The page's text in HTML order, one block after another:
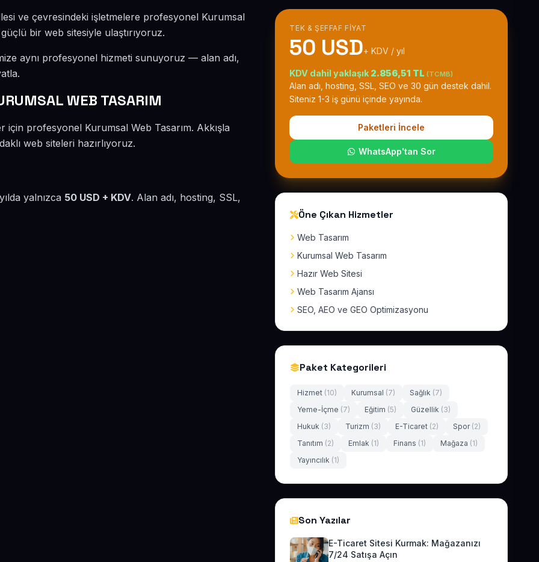
ve çevresindeki işletmelere profesyonel Kurumsal
bir web sitesiyle ulaştırıyoruz.
aynı profesyonel hizmeti sunuyoruz — alan adı,
WEB TASARIM
profesyonel Kurumsal Web Tasarım. Akkışla
web siteleri hazırlıyoruz.
yalnızca 50 USD + KDV. Alan adı, hosting, SSL,
TEK & ŞEFFAF FIYAT
50 USD+ KDV / yıl
KDV dahil yaklaşık 2.856,51 TL (TCMB)
Alan adı, hosting, SSL, SEO ve 30 gün destek dahil.
Siteniz 1-3 iş günü içinde yayında.
Paketleri İncele
WhatsApp'tan Sor
Öne Çıkan Hizmetler
Web Tasarım
Kurumsal Web Tasarım
Hazır Web Sitesi
Web Tasarım Ajansı
SEO, AEO ve GEO Optimizasyonu
Paket Kategorileri
Hizmet (10) Kurumsal (7) Sağlık (7)
Yeme-İçme (7) Eğitim (5) Güzellik (3)
Hukuk (3) Turizm (3) E-Ticaret (2) Spor (2)
Tanıtım (2) Emlak (1) Finans (1) Mağaza (1)
Yayıncılık (1)
Son Yazılar
E-Ticaret Sitesi Kurmak: Mağazanızı
7/24 Satışa Açın